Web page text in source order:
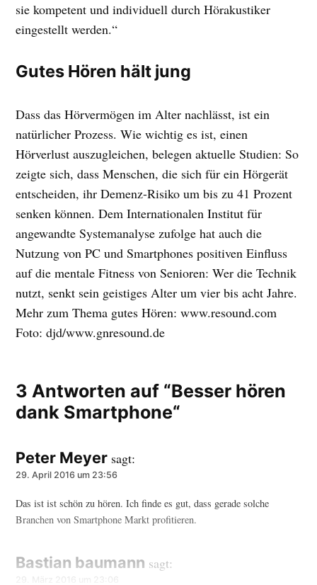
sie kompetent und individuell durch Hörakustiker
eingestellt werden.“
Gutes Hören hält jung
Dass das Hörvermögen im Alter nachlässt, ist ein
natürlicher Prozess. Wie wichtig es ist, einen
Hörverlust auszugleichen, belegen aktuelle Studien: So
zeigte sich, dass Menschen, die sich für ein Hörgerät
entscheiden, ihr Demenz-Risiko um bis zu 41 Prozent
senken können. Dem Internationalen Institut für
angewandte Systemanalyse zufolge hat auch die
Nutzung von PC und Smartphones positiven Einfluss
auf die mentale Fitness von Senioren: Wer die Technik
nutzt, senkt sein geistiges Alter um vier bis acht Jahre.
Mehr zum Thema gutes Hören: www.resound.com
Foto: djd/www.gnresound.de
3 Antworten auf “Besser hören
dank Smartphone“
Peter Meyer sagt:
29. April 2016 um 23:56
Das ist ist schön zu hören. Ich finde es gut, dass gerade solche
Branchen von Smartphone Markt profitieren.
Bastian baumann sagt: